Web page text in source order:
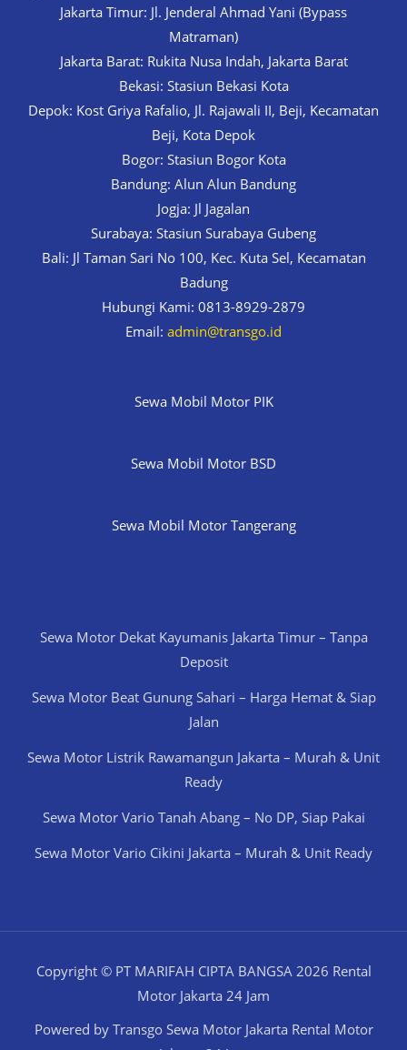
Jakarta Timur: Jl. Jenderal Ahmad Yani (Bypass
Matraman)
Jakarta Barat: Rukita Nusa Indah, Jakarta Barat
Bekasi: Stasiun Bekasi Kota
Depok: Kost Griya Rafalio, Jl. Rajawali II, Beji, Kecamatan
Beji, Kota Depok
Bogor: Stasiun Bogor Kota
Bandung: Alun Alun Bandung
Jogja: Jl Jagalan
Surabaya: Stasiun Surabaya Gubeng
Bali: Jl Taman Sari No 100, Kec. Kuta Sel, Kecamatan
Badung
Hubungi Kami: 0813-8929-2879
Email: admin@transgo.id
Sewa Mobil Motor PIK
Sewa Mobil Motor BSD
Sewa Mobil Motor Tangerang
Sewa Motor Dekat Kayumanis Jakarta Timur – Tanpa
Deposit
Sewa Motor Beat Gunung Sahari – Harga Hemat & Siap
Jalan
Sewa Motor Listrik Rawamangun Jakarta – Murah & Unit
Ready
Sewa Motor Vario Tanah Abang – No DP, Siap Pakai
Sewa Motor Vario Cikini Jakarta – Murah & Unit Ready
Copyright © PT MARIFAH CIPTA BANGSA 2026 Rental
Motor Jakarta 24 Jam
Powered by Transgo Sewa Motor Jakarta Rental Motor